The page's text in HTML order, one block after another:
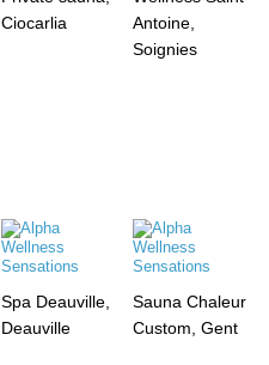
Ciocarlia
Antoine,
Soignies
Spa Deauville,
Deauville
Sauna Chaleur
Custom, Gent